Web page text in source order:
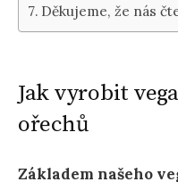
Děkujeme, že nás
Jak vyrobit
ořechů
Základem našeho